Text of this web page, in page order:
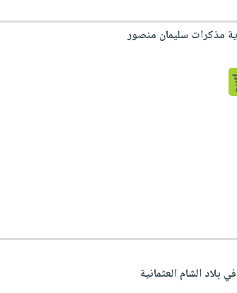
مذكرات سليمان منصور
بلاد الشام العثمانية